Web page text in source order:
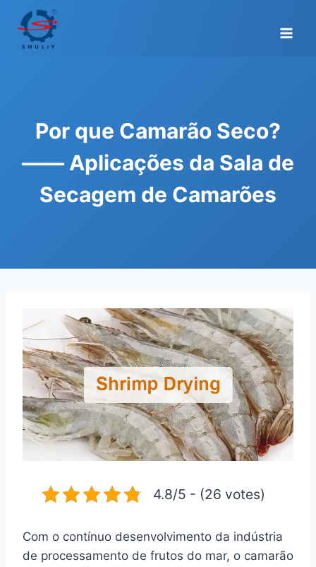
content
Por que Camarão Seco?
—— Aplicações da Sala de
Secagem de Camarões
4.8/5 - (26 votes)
Com o contínuo desenvolvimento da indústria
de processamento de frutos do mar, o camarão